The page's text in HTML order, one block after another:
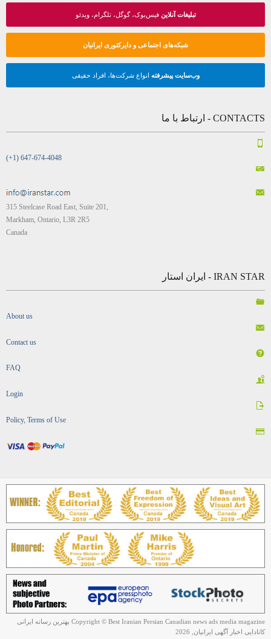
تبلیغات آنلاینفیس‌بوک، گوگل، تلگرام، ویدئو
شبکه‌های اجتماعی و دایرکتوری ایرانیان
وب‌سایت پیشرفته انواع شرکت‌ها، افراد حقیقی
CONTACTS - ارتباط با ما
(+1) 647-674-4048
315 Steelcase Road East, Suite 201,
Markham, Ontario, L3R 2R5
Canada
IRAN STAR - ایران استار
About us
Contact us
FAQ
Login
Policy, Terms of Use
Copyright © Best Iranian Persian Canadian news ads media magazine بهترین رسانه ایرانی
کانادایی اخبار آگهی ایرانیان, 2026